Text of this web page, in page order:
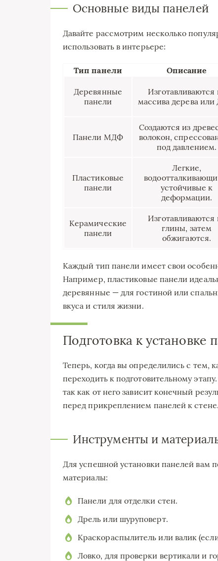
Основные виды панелей
Давайте рассмотрим несколько
использовать в интерьере:
Тип панели Описание
Деревянные
панели
Изготавливаются
массива дерева
Панели МДФ
Создаются из
волокон,
под давлением.
Пластиковые
панели
Легкие,
устойчивые к
деформации.
Керамические
панели
Изготавливаются
глины, затем
обжигаются.
Каждый тип панели имеет свои
Например, пластиковые панели
деревянные — для гостиной или
вкуса и стиля жизни.
Подготовка к установке
Теперь, когда вы определились с тем,
переходить к подготовительному
так как от него зависит конечный
перед прикреплением панелей к стене.
Инструменты и
Для успешной установки панелей вам
материалы:
Панели для отделки стен.
Дрель или шуруповерт.
Краскораспылитель или валик
Ловко, для проверки вертикали и